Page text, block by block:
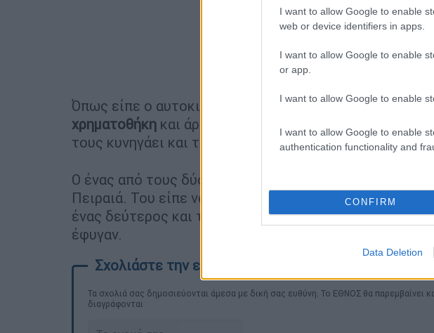
I want to allow Google to enable
web or device identifiers in apps.
I want to allow Google to enable
or app.
I want to allow Google to enable
I want to allow Google to enable
authentication functionality and
CONFIRM
Data Deletion
Όπως είπε ο αυτοκινητιστής στον τηλεοπτικό σταθμό
χρηματοθήκη και άρχισε να τρέχει. Αμέσως άφησε το
τους κυνηγάει και τους δύο.
Ο ένας από τους δύο ληστές υποδύθηκε τον πελάτη,
Πειραιά. Του είπε να παρκάρει για να πάρει τη μητέρα
ένας δεύτερος και του έβαλε μια λάμα στον λαιμό. Ό,τι
έφυγαν.
Τα σχολιά σας δημοσιεύονται άμεσα με δική σας ευθύνη. Το ΕΘΝΟΣ θα παρεμβαίνει
διαγράφονται